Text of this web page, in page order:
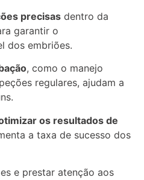
precisas dentro da
garantir o
dos embriões.
, como o manejo
regulares, ajudam a
os resultados de
a taxa de sucesso dos
e prestar atenção aos